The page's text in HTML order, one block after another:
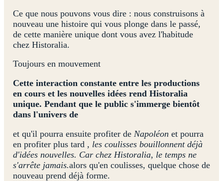
Ce que nous pouvons vous dire : nous construisons à
nouveau une histoire qui vous plonge dans le passé,
de cette manière unique dont vous avez l'habitude
chez Historalia.
Toujours en mouvement
Cette interaction constante entre les productions
en cours et les nouvelles idées rend Historalia
unique. Pendant que le public s'immerge bientôt
dans l'univers de
et qu'il pourra ensuite profiter de Napoléon et pourra
en profiter plus tard , les coulisses bouillonnent déjà
d'idées nouvelles. Car chez Historalia, le temps ne
s'arrête jamais.alors qu'en coulisses, quelque chose de
nouveau prend déjà forme.